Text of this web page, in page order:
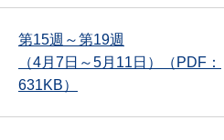
第15週～第19週
（4月7日～5月11日）（PDF：
631KB）